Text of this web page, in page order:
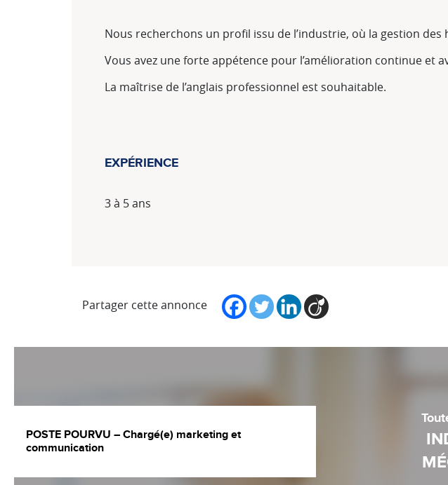
Nous recherchons un profil issu de l’industrie, où la gestion
Vous avez une forte appétence pour l’amélioration continue et
La maîtrise de l’anglais professionnel est souhaitable.
EXPÉRIENCE
3 à 5 ans
Partager cette annonce
POSTE POURVU – Chargé(e) marketing et
communication